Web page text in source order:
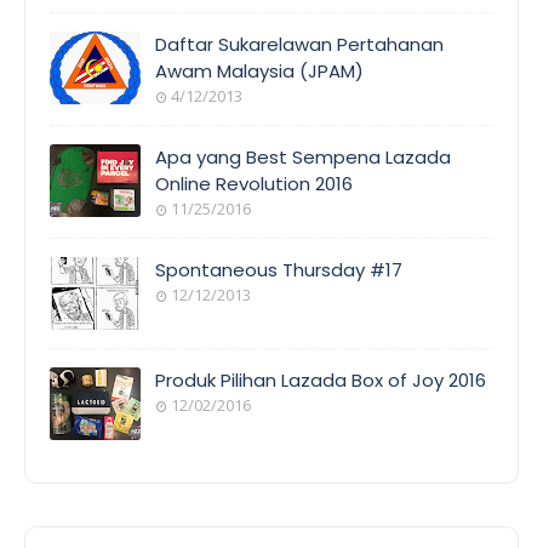
COVERAGE
AWAM
Daftar Sukarelawan Pertahanan
Awam Malaysia (JPAM)
4/12/2013
COVERAGE
Apa yang Best Sempena Lazada
Online Revolution 2016
11/25/2016
E
Spontaneous Thursday #17
12/12/2013
Produk Pilihan Lazada Box of Joy 2016
12/02/2016